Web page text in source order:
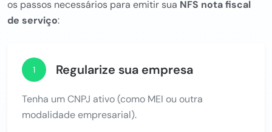
os passos necessários para emitir sua NFS nota fiscal
de serviço:
1 Regularize sua empresa
Tenha um CNPJ ativo (como MEI ou outra
modalidade empresarial).